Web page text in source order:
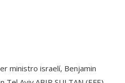
ministro israelí, Benjamin